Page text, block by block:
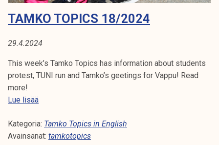
2
4
TAMKO TOPICS 18/2024
29.4.2024
This week’s Tamko Topics has information about students
protest, TUNI run and Tamko’s geetings for Vappu! Read
more!
Lue lisääT
m
k
Kategoria: Tamko Topics in English
Avainsanat: tamkotopics